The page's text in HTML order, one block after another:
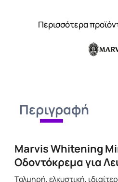
Περισσότερα
Περιγραφή
Marvis Whitening
Οδοντόκρεμα για
Τολμηρή, ελκυστική,